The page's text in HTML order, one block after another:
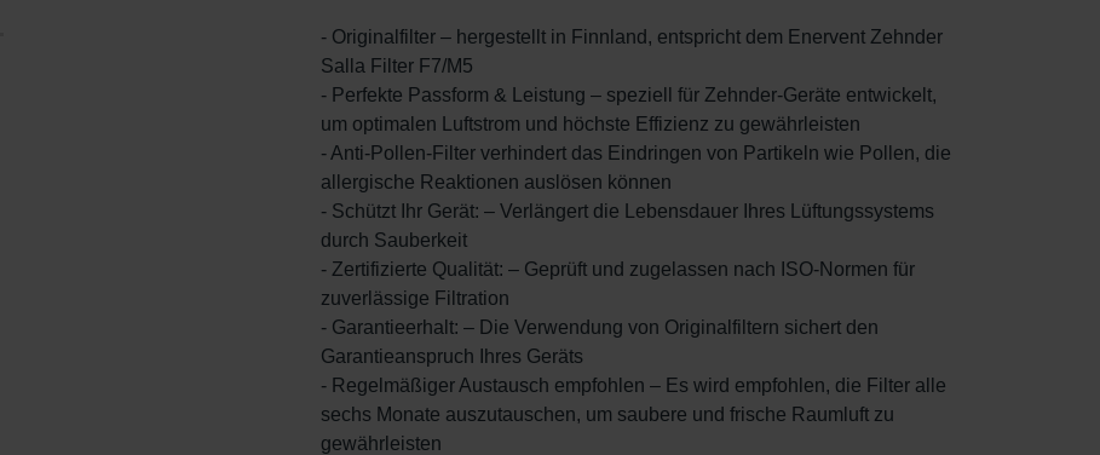
- Originalfilter – hergestellt in Finnland, entspricht dem Enervent Zehnder
Salla Filter F7/M5
- Perfekte Passform & Leistung – speziell für Zehnder-Geräte entwickelt,
um optimalen Luftstrom und höchste Effizienz zu gewährleisten
- Anti-Pollen-Filter verhindert das Eindringen von Partikeln wie Pollen, die
allergische Reaktionen auslösen können
- Schützt Ihr Gerät: – Verlängert die Lebensdauer Ihres Lüftungssystems
durch Sauberkeit
- Zertifizierte Qualität: – Geprüft und zugelassen nach ISO-Normen für
zuverlässige Filtration
- Garantieerhalt: – Die Verwendung von Originalfiltern sichert den
Garantieanspruch Ihres Geräts
- Regelmäßiger Austausch empfohlen – Es wird empfohlen, die Filter alle
sechs Monate auszutauschen, um saubere und frische Raumluft zu
gewährleisten